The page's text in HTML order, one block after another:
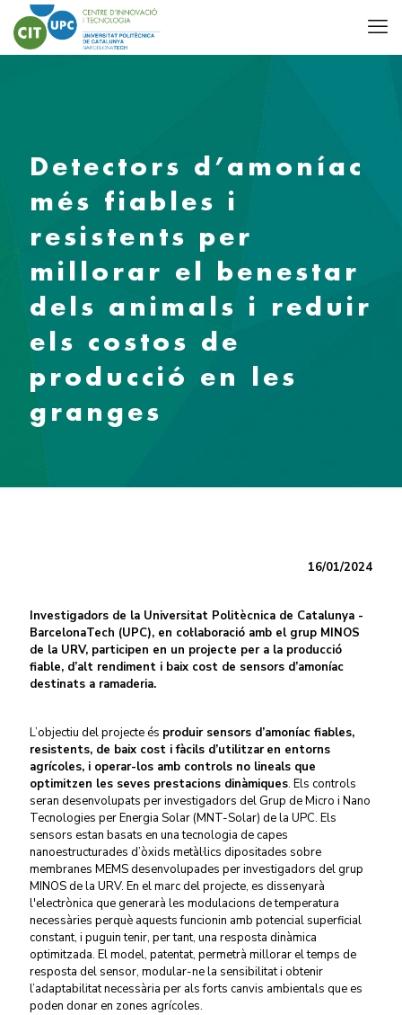
Detectors d’amoníac
més fiables i
resistents per
millorar el benestar
dels animals i reduir
els costos de
producció en les
granges
16/01/2024
Investigadors de la Universitat Politècnica de Catalunya -
BarcelonaTech (UPC), en col·laboració amb el grup MINOS
de la URV, participen en un projecte per a la producció
fiable, d’alt rendiment i baix cost de sensors d’amoníac
destinats a ramaderia.
L’objectiu del projecte és produir sensors d’amoníac fiables,
resistents, de baix cost i fàcils d’utilitzar en entorns
agrícoles, i operar-los amb controls no lineals que
optimitzen les seves prestacions dinàmiques. Els controls
seran desenvolupats per investigadors del Grup de Micro i Nano
Tecnologies per Energia Solar (MNT-Solar) de la UPC. Els
sensors estan basats en una tecnologia de capes
nanoestructurades d’òxids metàl·lics dipositades sobre
membranes MEMS desenvolupades per investigadors del grup
MINOS de la URV. En el marc del projecte, es dissenyarà
l'electrònica que generarà les modulacions de temperatura
necessàries perquè aquests funcionin amb potencial superficial
constant, i puguin tenir, per tant, una resposta dinàmica
optimitzada. El model, patentat, permetrà millorar el temps de
resposta del sensor, modular-ne la sensibilitat i obtenir
l’adaptabilitat necessària per als forts canvis ambientals que es
poden donar en zones agrícoles.